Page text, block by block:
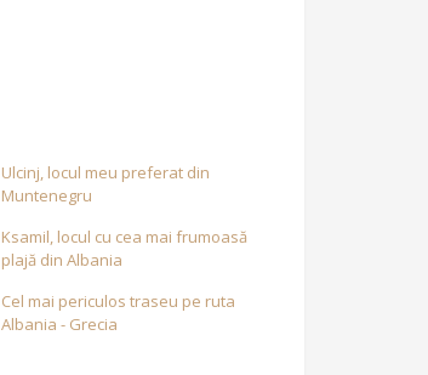
Ulcinj, locul meu preferat din
Muntenegru
Ksamil, locul cu cea mai frumoasă
plajă din Albania
Cel mai periculos traseu pe ruta
Albania - Grecia